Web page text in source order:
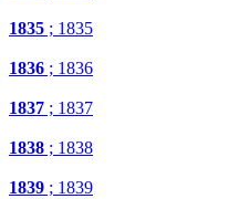
1835 ; 1835
1836 ; 1836
1837 ; 1837
1838 ; 1838
1839 ; 1839